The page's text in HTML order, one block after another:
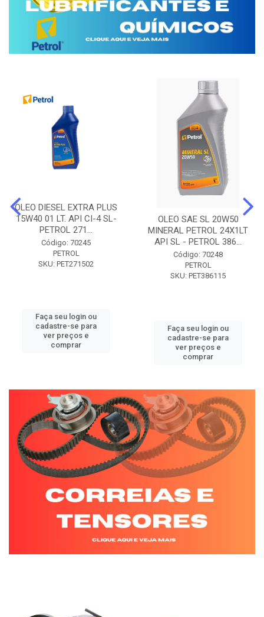
OLEO DIESEL EXTRA PLUS
15W40 01 LT. API CI-4 SL-
PETROL 271...
Código: 70245
PETROL
SKU: PET271502
Faça seu login ou
cadastre-se para
ver preços e
comprar
OLEO SAE SL 20W50
MINERAL PETROL 24X1LT
API SL - PETROL 386...
Código: 70248
PETROL
SKU: PET386115
Faça seu login ou
cadastre-se para
ver preços e
comprar